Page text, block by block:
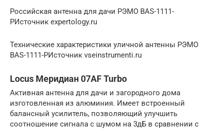
Российская антенна для дачи РЭМО BAS-1111-
PИсточник expertology.ru
Технические характеристики уличной антенны РЭМО
BAS-1111-PИсточник vseinstrumenti.ru
Locus Меридиан 07AF Turbo
Активная антенна для дачи и загородного дома
изготовленная из алюминия. Имеет встроенный
балансный усилитель, позволяющий улучшить
соотношение сигнала с шумом на 3дБ в сравнении с